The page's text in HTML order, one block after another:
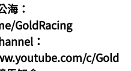
海：
GoldRacing
：
c/Gold